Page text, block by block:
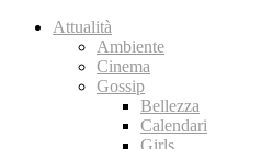
Attualità
Ambiente
Cinema
Gossip
Bellezza
Calendari
Girls